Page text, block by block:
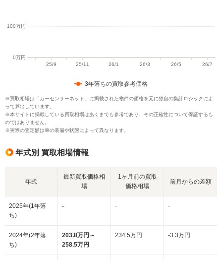
3年落ちの買取参考価格
※買取相場は「カーセンサーネット」に掲載された物件の価格を元に独自の集計ロジックによ
って算出しています。
※本サイトに掲載している買取相場はあくまでも参考であり、その正確性について保証するも
のではありません。
※実際の査定額は車の装備や状態によって異なります。
年式別 買取相場情報
年式
最新買取価格相
場
1ヶ月前の買取
価格相場
前月からの差額
2025年(1年落
ち)
- - -
2024年(2年落
ち)
203.8万円～
258.5万円
234.5万円 -3.3万円